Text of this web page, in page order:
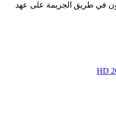
في طريق الجريمة على عهد